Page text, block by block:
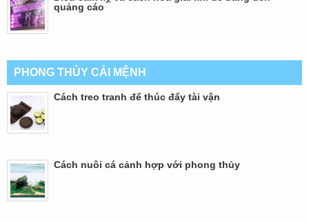
quảng cáo
PHONG THỦY CẢI MỆNH
Cách treo tranh để thúc đẩy tài vận
Cách nuôi cá cảnh hợp với phong thủy